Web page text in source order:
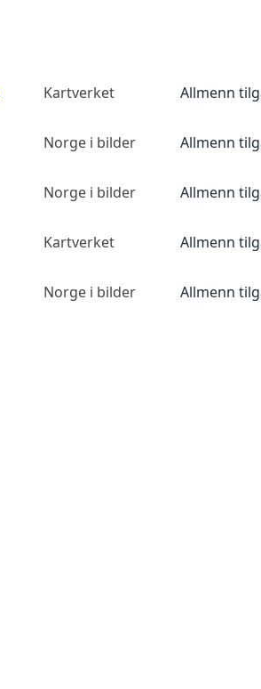
Kartverket Allmenn
Norge i bilder Allmenn
Norge i bilder Allmenn
Kartverket Allmenn
Norge i bilder Allmenn